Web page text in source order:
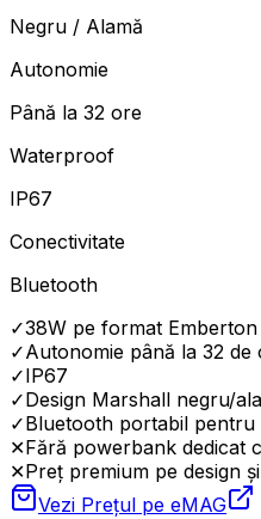
Negru / Alamă
Autonomie
Până la 32 ore
Waterproof
IP67
Conectivitate
Bluetooth
✓38W pe format Emberton
✓Autonomie până la 32 de
✓IP67
✓Design Marshall negru/
✓Bluetooth portabil pentru
✕Fără powerbank dedicat
✕Preț premium pe design
Vezi Prețul pe eMAG